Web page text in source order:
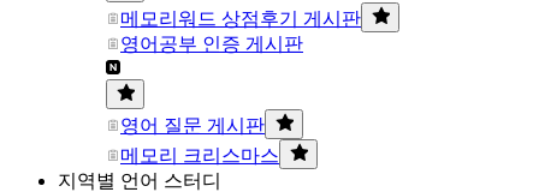
메모리워드 상점후기 게시판
영어공부 인증 게시판
영어 질문 게시판
메모리 크리스마스
지역별 언어 스터디